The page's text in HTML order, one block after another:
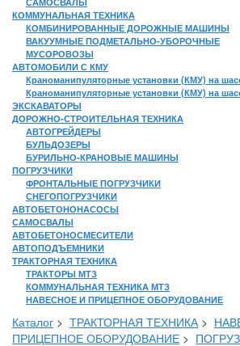
КОММУНАЛЬНАЯ ТЕХНИКА
КОМБИНИРОВАННЫЕ ДОРОЖНЫЕ МАШИНЫ
ВАКУУМНЫЕ ПОДМЕТАЛЬНО-УБОРОЧНЫЕ
МУСОРОВОЗЫ
АВТОМОБИЛИ С КМУ
Краноманипуляторные установки (КМУ) на
Краноманипуляторные установки (КМУ) на
ЭКСКАВАТОРЫ
ДОРОЖНО-СТРОИТЕЛЬНАЯ ТЕХНИКА
АВТОГРЕЙДЕРЫ
БУЛЬДОЗЕРЫ
БУРИЛЬНО-КРАНОВЫЕ МАШИНЫ
ПОГРУЗЧИКИ
ФРОНТАЛЬНЫЕ ПОГРУЗЧИКИ
СНЕГОПОГРУЗЧИКИ
АВТОБЕТОНОНАСОСЫ
САМОСВАЛЫ
АВТОБЕТОНОСМЕСИТЕЛИ
АВТОПОДЪЕМНИКИ
ТРАКТОРНАЯ ТЕХНИКА
ТРАКТОРЫ МТЗ
КОММУНАЛЬНАЯ ТЕХНИКА МТЗ
НАВЕСНОЕ И ПРИЦЕПНОЕ ОБОРУДОВАНИЕ
Каталог > ТРАКТОРНАЯ ТЕХНИКА>
ПРИЦЕПНОЕ ОБОРУДОВАНИЕ >